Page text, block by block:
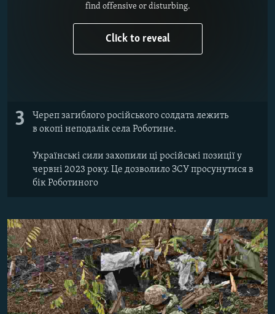
find offensive or disturbing.
Click to reveal
3
Череп загиблого російського солдата лежить
в окопі неподалік села Роботине.
Українські сили захопили ці російські позиції у
червні 2023 року. Це дозволило ЗСУ просунутися в
бік Роботиного